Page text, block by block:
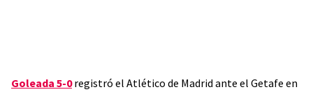
Goleada 5-0registró el Atlético de Madrid ante el Getafe en